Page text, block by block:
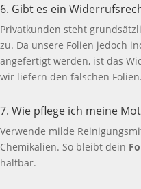
6. Gibt es ein
Privatkunden steht
zu. Da unsere Folien jedoch
angefertigt werden, ist das
wir liefern den falschen Folien.
7. Wie pflege ich meine
Verwende milde
Chemikalien. So bleibt dein
haltbar.